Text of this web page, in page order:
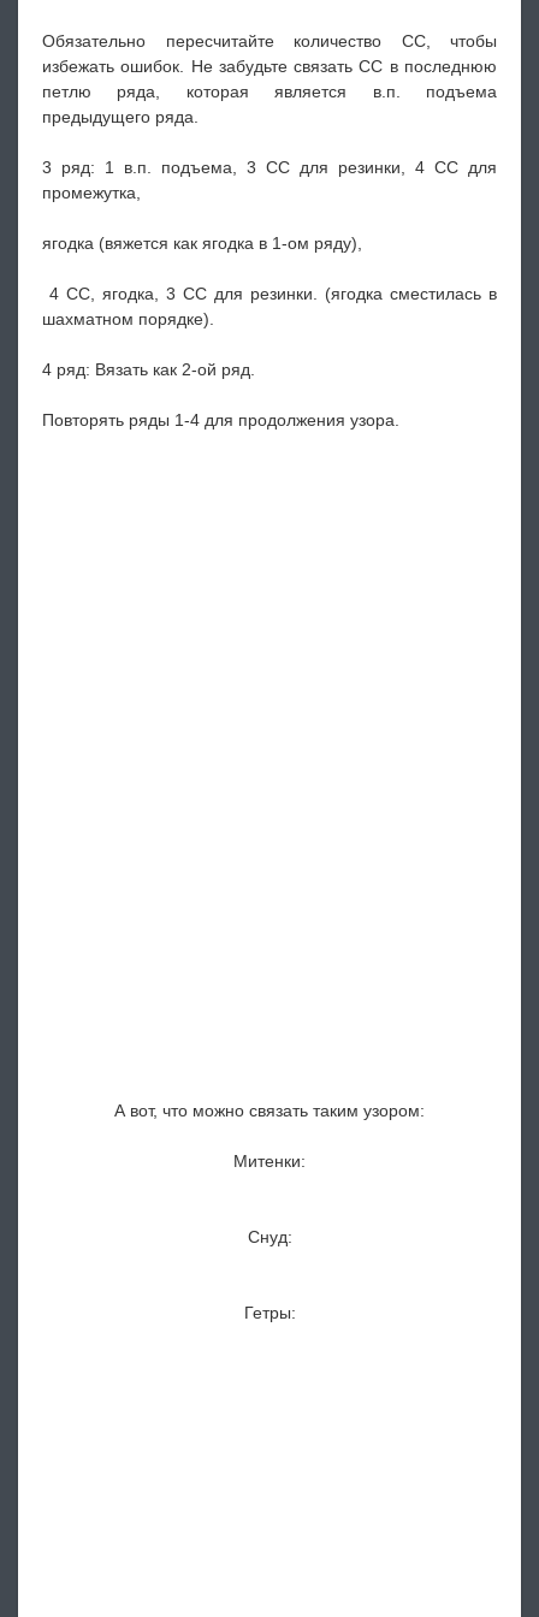
Обязательно пересчитайте количество СС, чтобы
избежать ошибок. Не забудьте связать СС в последнюю
петлю ряда, которая является в.п. подъема
предыдущего ряда.
3 ряд: 1 в.п. подъема, 3 СС для резинки, 4 СС для
промежутка,
ягодка (вяжется как ягодка в 1-ом ряду),
4 СС, ягодка, 3 СС для резинки. (ягодка сместилась в
шахматном порядке).
4 ряд: Вязать как 2-ой ряд.
Повторять ряды 1-4 для продолжения узора.
А вот, что можно связать таким узором:
Митенки:
Снуд:
Гетры: